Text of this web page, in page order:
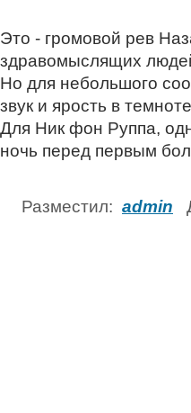
Это - громовой рев
здравомыслящих
Но для небольшого
звук и ярость в
Для Ник фон Руппа,
ночь перед первым
Разместил: admin